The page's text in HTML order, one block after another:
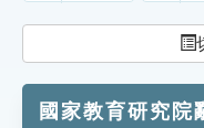
知識索引
國家教育研究院